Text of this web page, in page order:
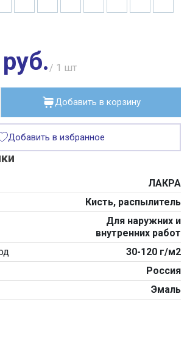
/ 1 шт
Добавить в корзину
Добавить в избранное
ЛАКРА
Кисть, распылитель
Для наружних и
внутренних работ
30-120 г/м2
Россия
Эмаль